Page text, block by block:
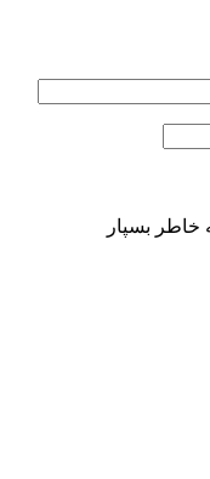
خاطر بسپار